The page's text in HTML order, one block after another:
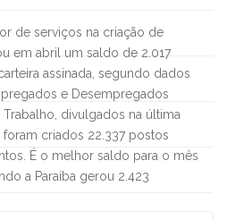
de serviços na criação de
em abril um saldo de 2.017
assinada, segundo dados
e Desempregados
divulgados na última
foram criados 22.337 postos
É o melhor saldo para o mês
a Paraíba gerou 2.423